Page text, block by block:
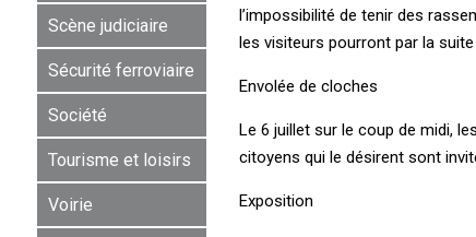
Scène judiciaire
Sécurité ferroviaire
Société
Tourisme et loisirs
Voirie
l’impossibilité de tenir des
les visiteurs pourront par la
Envolée de cloches
Le 6 juillet sur le coup de midi,
citoyens qui le désirent sont
Exposition